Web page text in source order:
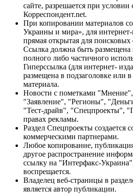
сайте, разрешается при условии
Корреспондент.net.
При копировании материалов
Украины и мира», для интернет-
прямая открытая для поисковых
Ссылка должна быть размещена
полного либо частичного
Гиперссылка (для интернет-
размещена в подзаголовке или
материала.
Новости с пометками
"Заявление", "Регионы",
"Тест-драйв", "Спецпроекты",
правах рекламы.
Раздел Спецпроекты создается
коммерческими партнерами.
Любое копирование,
другое распространение
ссылку на "Интерфакс-
воспрещается.
Владелец веб-страницы в
является автор публикации.